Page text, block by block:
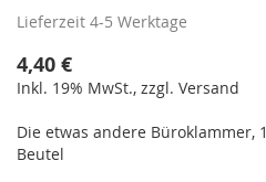
Lieferzeit 4-5 Werktage
4,40 €
Inkl. 19% MwSt., zzgl. Versand
Die etwas andere Büroklammer,
Beutel